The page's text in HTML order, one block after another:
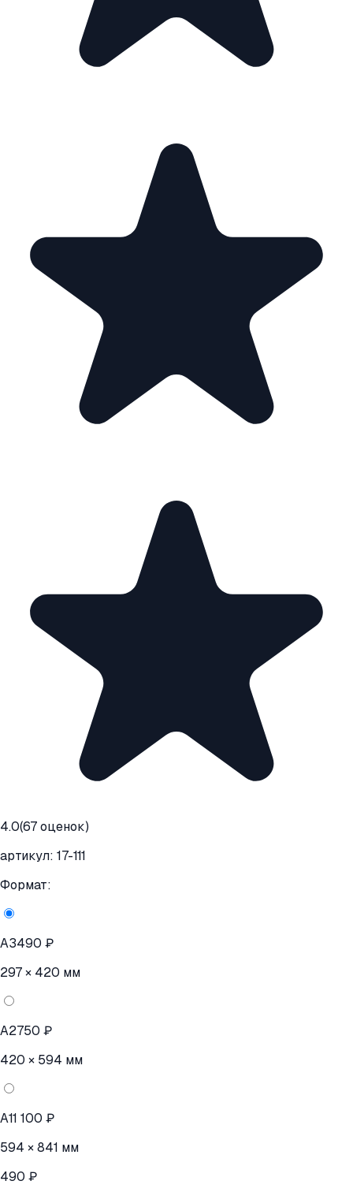
4.0(67оценок)
артикул: 17-111
Формат:
A3490 ₽
297 × 420 мм
A2750 ₽
420 × 594 мм
A11 100 ₽
594 × 841 мм
490 ₽